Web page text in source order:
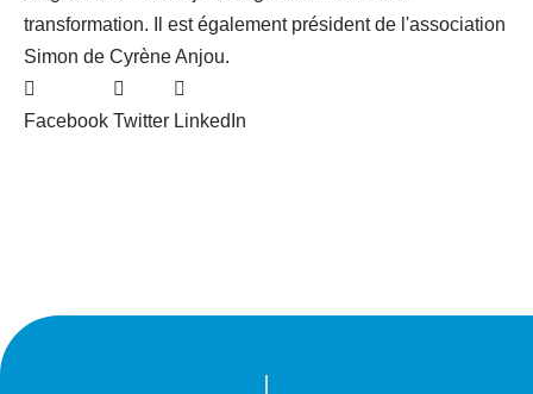
transformation. Il est également président de l'association
Simon de Cyrène Anjou.
Facebook Twitter LinkedIn